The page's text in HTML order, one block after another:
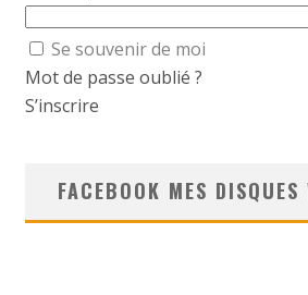
Se souvenir de moi
Mot de passe oublié ?
S’inscrire
FACEBOOK MES DISQUES